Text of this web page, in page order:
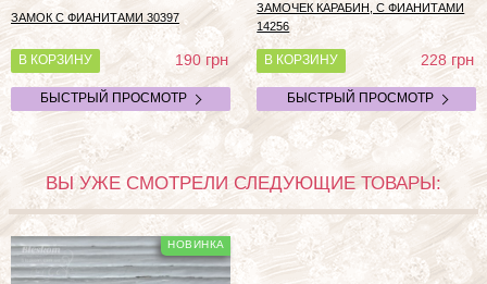
ЗАМОК С ФИАНИТАМИ 30397
В КОРЗИНУ 190грн
БЫСТРЫЙ ПРОСМОТР
ЗАМОЧЕК КАРАБИН, С ФИАНИТАМИ
14256
В КОРЗИНУ 228грн
БЫСТРЫЙ ПРОСМОТР
ВЫ УЖЕ СМОТРЕЛИ СЛЕДУЮЩИЕ ТОВАРЫ: